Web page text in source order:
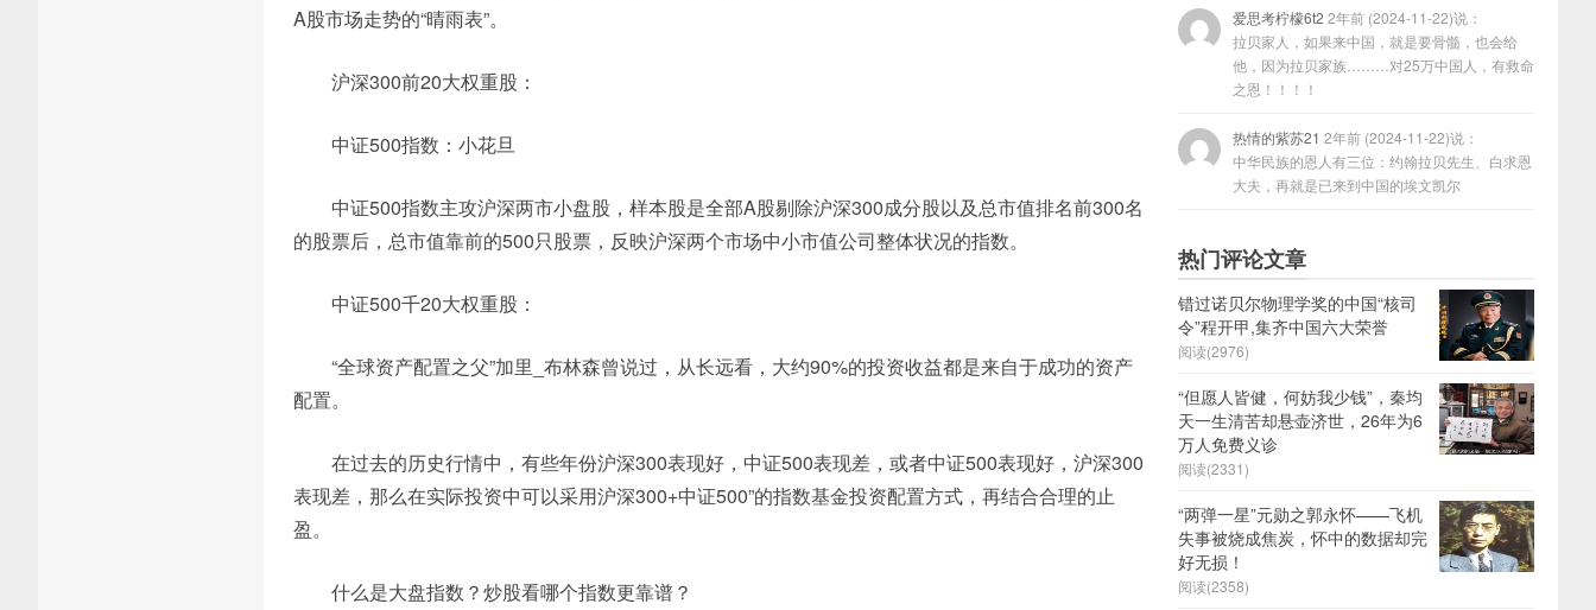
A股市场走势的“晴雨表”。
沪深300前20大权重股：
中证500指数：小花旦
中证500指数主攻沪深两市小盘股，样本股是全部A股剔除沪深300成分股以及总市值排名前300名
的股票后，总市值靠前的500只股票，反映沪深两个市场中小市值公司整体状况的指数。
中证500千20大权重股：
“全球资产配置之父”加里_布林森曾说过，从长远看，大约90%的投资收益都是来自于成功的资产
配置。
在过去的历史行情中，有些年份沪深300表现好，中证500表现差，或者中证500表现好，沪深300
表现差，那么在实际投资中可以采用沪深300+中证500”的指数基金投资配置方式，再结合合理的止
盈。
什么是大盘指数？炒股看哪个指数更靠谱？
爱思考柠檬6t2 2年前 (2024-11-22)说：
拉贝家人，如果来中国，就是要骨髓，也会给
他，因为拉贝家族………对25万中国人，有救命
之恩！！！！
热情的紫苏21 2年前 (2024-11-22)说：
中华民族的恩人有三位：约翰拉贝先生、白求恩
大夫，再就是已来到中国的埃文凯尔
热门评论文章
错过诺贝尔物理学奖的中国“核司
令”程开甲,集齐中国六大荣誉
阅读(2976)
“但愿人皆健，何妨我少钱”，秦均
天一生清苦却悬壶济世，26年为6
万人免费义诊
阅读(2331)
“两弹一星”元勋之郭永怀——飞机
失事被烧成焦炭，怀中的数据却完
好无损！
阅读(2358)